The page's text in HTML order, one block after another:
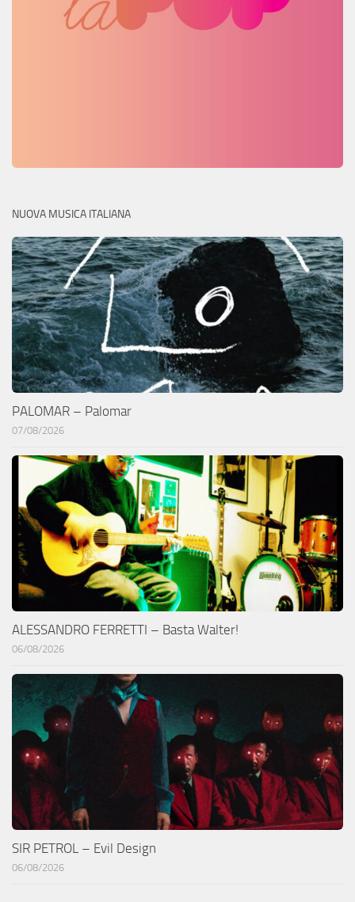
NUOVA MUSICA ITALIANA
PALOMAR – Palomar
07/08/2026
ALESSANDRO FERRETTI – Basta Walter!
06/08/2026
SIR PETROL – Evil Design
06/08/2026